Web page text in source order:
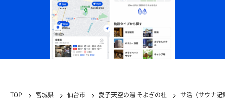
TOP 宮城県 仙台市 愛子天空の湯 そよぎの杜 サ活（サウナ記